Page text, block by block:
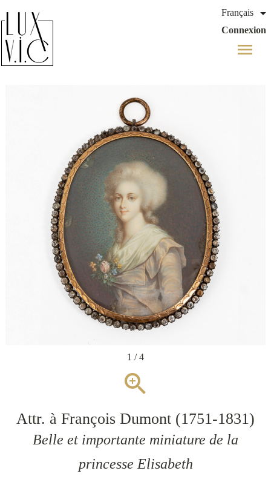
Français 
Connexion
menu
1 / 4
zoom_in
Attr. à François Dumont (1751-1831)
Belle et importante miniature de la
princesse Elisabeth